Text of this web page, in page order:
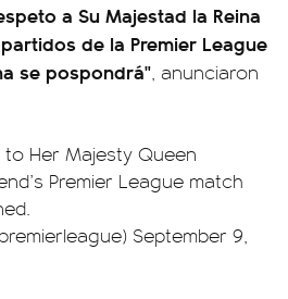
a Su Majestad la Reina
de la Premier League
se pospondrá", anunciaron
Her Majesty Queen
Premier League match
September 9,